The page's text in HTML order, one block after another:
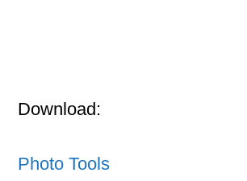
Download:
Photo Tools